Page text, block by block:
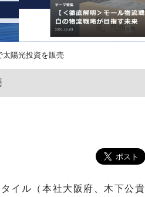
太陽光投資を販売
イル（本社大阪府、木下公貴